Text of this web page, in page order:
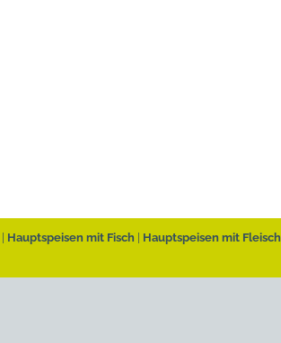
Hauptspeisen mit Fisch Hauptspeisen mit Fleisch